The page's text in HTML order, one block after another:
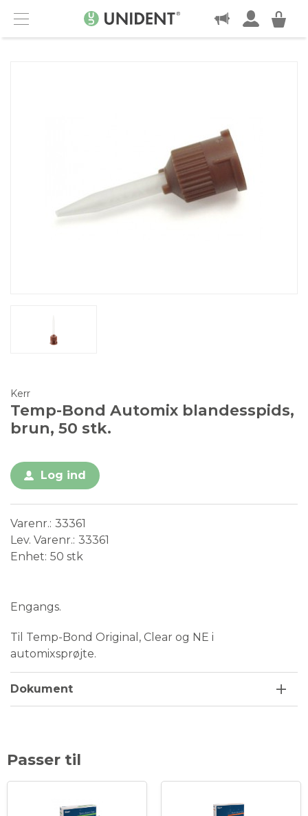
Menu
KONTAKT
Kerr
Temp-Bond Automix blandesspids,
brun, 50 stk.
Log ind
Varenr. 33361
Lev. Varenr. 33361
Enhet 50 stk
Engangs.
Til Temp-Bond Original, Clear og NE i
automixsprøjte.
Dokument
Passer til